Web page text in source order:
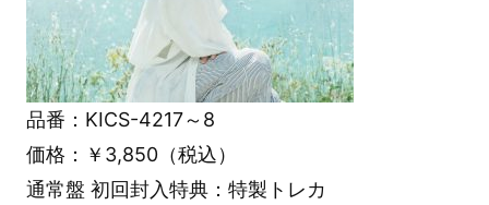
品番：KICS-4217～8
価格：￥3,850（税込）
通常盤 初回封入特典：特製トレカ